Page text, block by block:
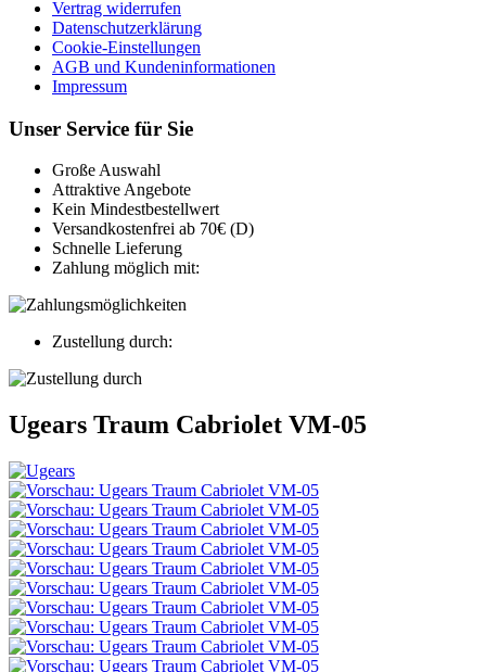
Vertrag widerrufen
Datenschutzerklärung
Cookie-Einstellungen
AGB und Kundeninformationen
Impressum
Unser Service für Sie
Große Auswahl
Attraktive Angebote
Kein Mindestbestellwert
Versandkostenfrei ab 70€ (D)
Schnelle Lieferung
Zahlung möglich mit:
Zustellung durch:
Ugears Traum Cabriolet VM-05